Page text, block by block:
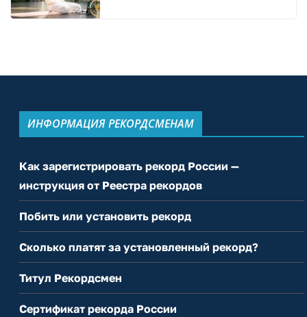
ИНФОРМАЦИЯ РЕКОРДСМЕНАМ
Как зарегистрировать рекорд России —
инструкция от Реестра рекордов
Побить или установить рекорд
Сколько платят за установленный рекорд?
Титул Рекордсмен
Сертификат рекорда России